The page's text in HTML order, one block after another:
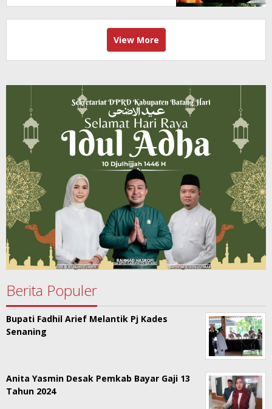
View More
Berita Populer
Bupati Fadhil Arief Melantik Pj Kades
Senaning
Anita Yasmin Desak Pemkab Bayar Gaji 13
Tahun 2024